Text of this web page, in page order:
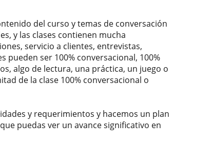
del curso y temas de conversación
y las clases contienen mucha
servicio a clientes, entrevistas,
pueden ser 100% conversacional, 100%
algo de lectura, una práctica, un juego o
de la clase 100% conversacional o
y requerimientos y hacemos un plan
puedas ver un avance significativo en